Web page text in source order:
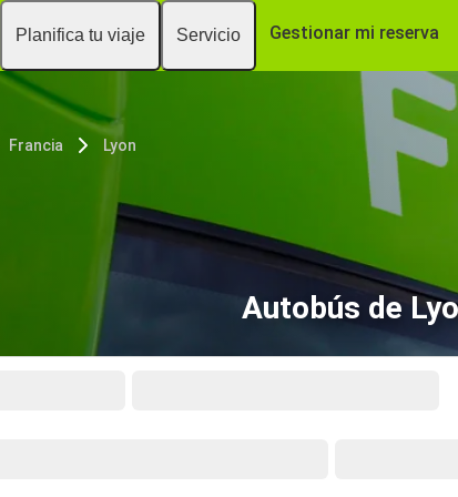
Planifica tu viaje Servicio Gestionar mi reserva
Francia Lyon
Autobús de